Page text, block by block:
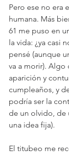
Pero ese no era
humana. Más
61 me puso en
la vida: ¿ya casi
pensé (aunque
va a morir).
aparición y
cumpleaños, y
podría ser la
de un olvido, de
una idea fija).
El titubeo me